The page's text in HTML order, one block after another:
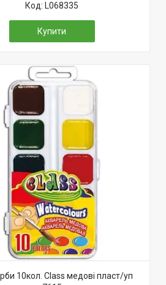
L068335
Купити
10кол. Class медові пласт/уп